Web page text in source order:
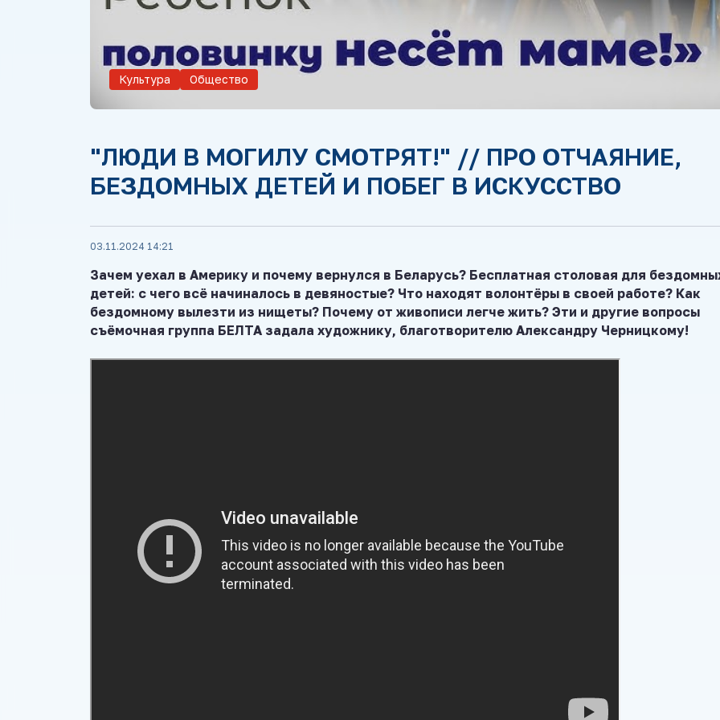
Культура Общество
"ЛЮДИ В МОГИЛУ СМОТРЯТ!" // ПРО ОТЧАЯНИЕ,
БЕЗДОМНЫХ ДЕТЕЙ И ПОБЕГ В ИСКУССТВО
03.11.2024 14:21
Зачем уехал в Америку и почему вернулся в Беларусь? Бесплатная столовая для
детей: с чего всё начиналось в девяностые? Что находят волонтёры в своей работе? Как
бездомному вылезти из нищеты? Почему от живописи легче жить? Эти и другие вопросы
съёмочная группа БЕЛТА задала художнику, благотворителю Александру Черницкому!